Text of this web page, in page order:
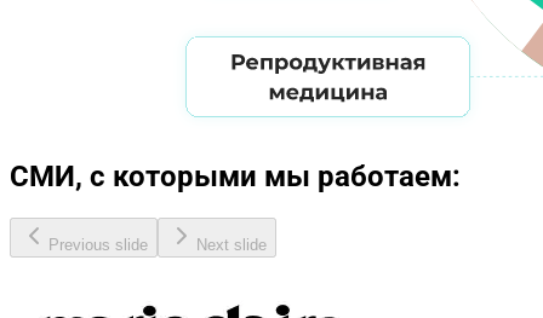
СМИ, с которыми мы работаем:
Previous slide Next slide